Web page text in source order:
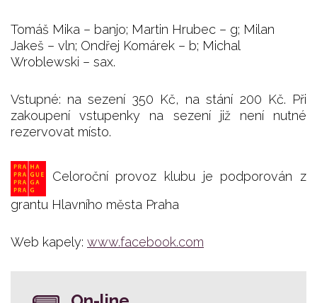
Tomáš Mika – banjo; Martin Hrubec – g; Milan
Jakeš – vln; Ondřej Komárek – b; Michal
Wroblewski – sax.
Vstupné: na sezení 350 Kč, na stání 200 Kč. Při
zakoupení vstupenky na sezení již není nutné
rezervovat místo.
Celoroční provoz klubu je podporován z
grantu Hlavního města Praha
Web kapely: www.facebook.com